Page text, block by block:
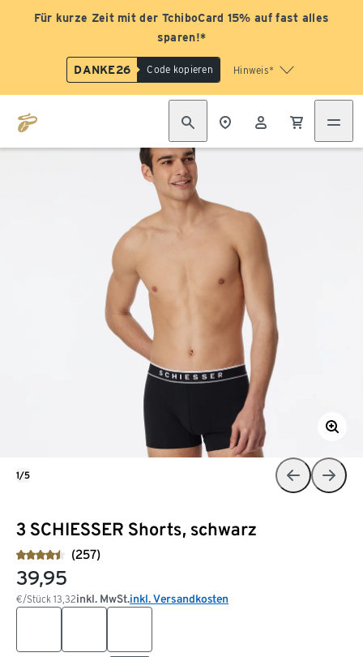
Für kurze Zeit mit der TchiboCard 15% auf fast alles
sparen!*
DANKE26 Code kopieren Hinweis*
3 SCHIESSER Shorts, schwarz
(257)
39,95
€/Stück 13,32inkl. MwSt.inkl. Versandkosten
1/5